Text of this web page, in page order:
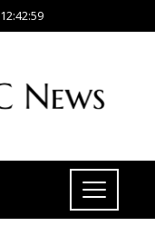
12:43:00